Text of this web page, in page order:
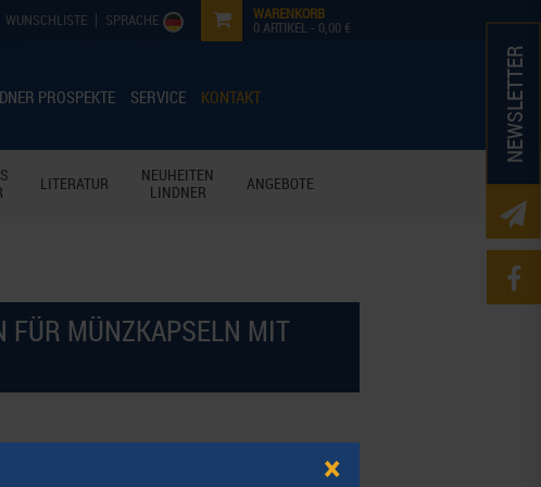
WUNSCHLISTE SPRACHE WARENKORB
0ARTIKEL - 0,00 €
PROSPEKTE SERVICE KONTAKT NEWSLETTER
LITERATUR
NEUHEITEN
LINDNER
ANGEBOTE
FÜR MÜNZKAPSELN MIT
mit 20 runden Vertiefungen.
×